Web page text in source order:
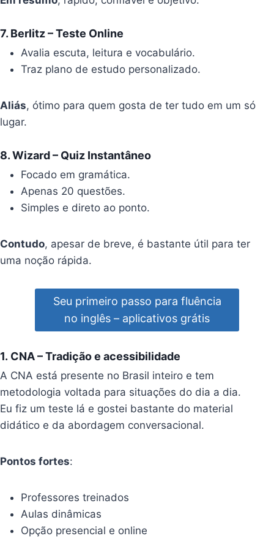
7. Berlitz – Teste Online
Avalia escuta, leitura e vocabulário.
Traz plano de estudo personalizado.
Aliás, ótimo para quem gosta de ter tudo em um só
lugar.
8.Wizard – Quiz Instantâneo
Focado em gramática.
Apenas 20 questões.
Simples e direto ao ponto.
Contudo, apesar de breve, é bastante útil para ter
uma noção rápida.
Seu primeiro passo para fluência
no inglês – aplicativos grátis
1. CNA– Tradição e acessibilidade
A CNA está presente no Brasil inteiro e tem
metodologia voltada para situações do dia a dia.
Eu fiz um teste lá e gostei bastante do material
didático e da abordagem conversacional.
Pontos fortes:
Professores treinados
Aulas dinâmicas
Opção presencial e online